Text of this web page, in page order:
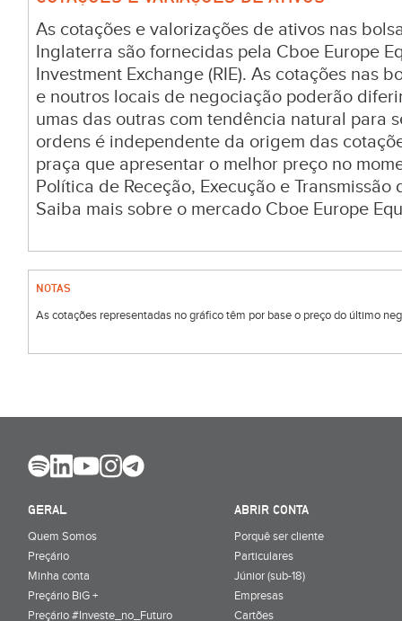
As cotações e valorizações de ativos nas
Inglaterra são fornecidas pela Cboe Europe
Investment Exchange (RIE). As cotações nas
e noutros locais de negociação poderão
umas das outras com tendência natural para
ordens é independente da origem das
praça que apresentar o melhor preço no
Política de Receção, Execução e Transmissão
Saiba mais sobre o mercado Cboe Europe
NOTAS
As cotações representadas no gráfico têm por base o preço do último
GERAL
Quem Somos
Preçário
Minha conta
Preçário BiG +
Preçário #Investe_no_Futuro
ABRIR CONTA
Porquê ser cliente
Particulares
Júnior (sub-18)
Empresas
Cartões